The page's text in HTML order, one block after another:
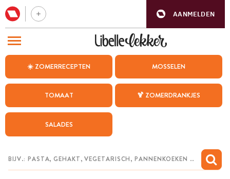
AANMELDEN
☀️ ZOMERRECEPTEN MOSSELEN
TOMAAT 🍹 ZOMERDRANKJES
SALADES
BEZOEK ONZE ANDERE WEBSITES
WEEKMENU
CHAT MET MAIA
MIJN BEWAARDE RECEPTEN